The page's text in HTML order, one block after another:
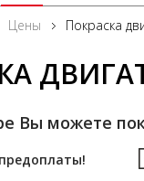
Цены Покраска
Вы можете